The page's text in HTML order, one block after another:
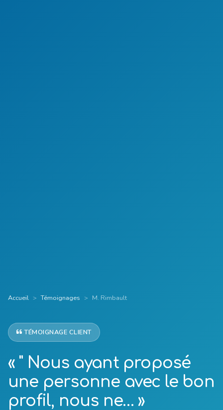
Accueil Témoignages M. Rimbault
TÉMOIGNAGE CLIENT
« " Nous ayant proposé
une personne avec le bon
profil, nous ne… »